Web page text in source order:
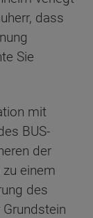
dass
Sie
mit
BUS-
der
einem
des